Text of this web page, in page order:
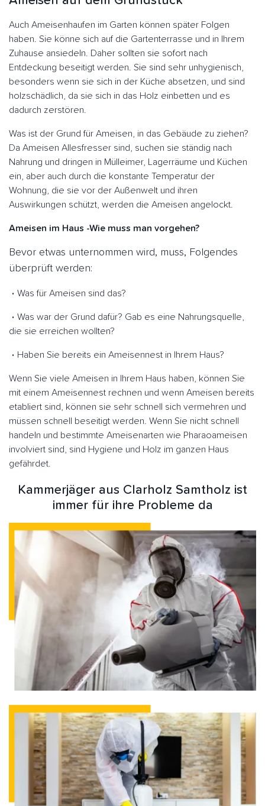
Auch Ameisenhaufen im Garten können später Folgen
haben. Sie könne sich auf die Gartenterrasse und in Ihrem
Zuhause ansiedeln. Daher sollten sie sofort nach
Entdeckung beseitigt werden. Sie sind sehr unhygienisch,
besonders wenn sie sich in der Küche absetzen, und sind
holzschädlich, da sie sich in das Holz einbetten und es
dadurch zerstören.
Was ist der Grund für Ameisen, in das Gebäude zu ziehen?
Da Ameisen Allesfresser sind, suchen sie ständig nach
Nahrung und dringen in Mülleimer, Lagerräume und Küchen
ein, aber auch durch die konstante Temperatur der
Wohnung, die sie vor der Außenwelt und ihren
Auswirkungen schützt, werden die Ameisen angelockt.
Ameisen im Haus -Wie muss man vorgehen?
Bevor etwas unternommen wird, muss, Folgendes
überprüft werden:
Was für Ameisen sind das?
Was war der Grund dafür? Gab es eine Nahrungsquelle,
die sie erreichen wollten?
Haben Sie bereits ein Ameisennest in Ihrem Haus?
Wenn Sie viele Ameisen in Ihrem Haus haben, können Sie
mit einem Ameisennest rechnen und wenn Ameisen bereits
etabliert sind, können sie sehr schnell sich vermehren und
müssen schnell beseitigt werden. Wenn Sie nicht schnell
handeln und bestimmte Ameisenarten wie Pharaoameisen
involviert sind, sind Hygiene und Holz im ganzen Haus
gefährdet.
Kammerjäger aus Clarholz Samtholz ist
immer für ihre Probleme da